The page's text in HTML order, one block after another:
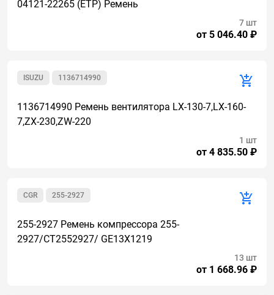
04121-22265 (ETP) Ремень
от 5 046.40 ₽
7 шт
1136714990
ISUZU
1136714990 Ремень вентилятора LX-130-7,LX-160-
7,ZX-230,ZW-220
от 4 835.50 ₽
1 шт
255-2927
CGR
255-2927 Ремень компрессора 255-
2927/CT2552927/ GE13X1219
от 1 668.96 ₽
13 шт